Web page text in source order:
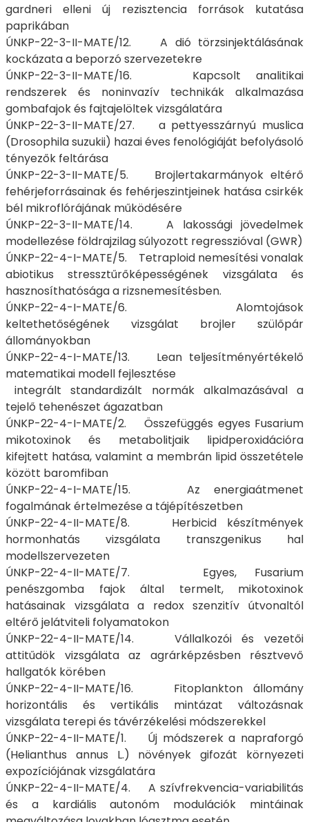
gardneri elleni új rezisztencia források kutatása
paprikában
ÚNKP-22-3-II-MATE/12. A dió törzsinjektálásának
kockázata a beporzó szervezetekre
ÚNKP-22-3-II-MATE/16. Kapcsolt analitikai
rendszerek és noninvazív technikák alkalmazása
gombafajok és fajtajelöltek vizsgálatára
ÚNKP-22-3-II-MATE/27. a pettyesszárnyú muslica
(Drosophila suzukii) hazai éves fenológiáját befolyásoló
tényezők feltárása
ÚNKP-22-3-II-MATE/5. Brojlertakarmányok eltérő
fehérjeforrásainak és fehérjeszintjeinek hatása csirkék
bél mikroflórájának működésére
ÚNKP-22-3-II-MATE/14. A lakossági jövedelmek
modellezése földrajzilag súlyozott regresszióval (GWR)
ÚNKP-22-4-I-MATE/5. Tetraploid nemesítési vonalak
abiotikus stressztűrőképességének vizsgálata és
hasznosíthatósága a rizsnemesítésben.
ÚNKP-22-4-I-MATE/6. Alomtojások
keltethetőségének vizsgálat brojler szülőpár
állományokban
ÚNKP-22-4-I-MATE/13. Lean teljesítményértékelő
matematikai modell fejlesztése
integrált standardizált normák alkalmazásával a
tejelő tehenészet ágazatban
ÚNKP-22-4-I-MATE/2. Összefüggés egyes Fusarium
mikotoxinok és metabolitjaik lipidperoxidációra
kifejtett hatása, valamint a membrán lipid összetétele
között baromfiban
ÚNKP-22-4-I-MATE/15. Az energiaátmenet
fogalmának értelmezése a tájépítészetben
ÚNKP-22-4-II-MATE/8. Herbicid készítmények
hormonhatás vizsgálata transzgenikus hal
modellszervezeten
ÚNKP-22-4-II-MATE/7. Egyes, Fusarium
penészgomba fajok által termelt, mikotoxinok
hatásainak vizsgálata a redox szenzitív útvonaltól
eltérő jelátviteli folyamatokon
ÚNKP-22-4-II-MATE/14. Vállalkozói és vezetői
attitűdök vizsgálata az agrárképzésben résztvevő
hallgatók körében
ÚNKP-22-4-II-MATE/16. Fitoplankton állomány
horizontális és vertikális mintázat változásnak
vizsgálata terepi és távérzékelési módszerekkel
ÚNKP-22-4-II-MATE/1. Új módszerek a napraforgó
(Helianthus annus L.) növények gifozát környezeti
expozíciójának vizsgálatára
ÚNKP-22-4-II-MATE/4. A szívfrekvencia-variabilitás
és a kardiális autonóm modulációk mintáinak